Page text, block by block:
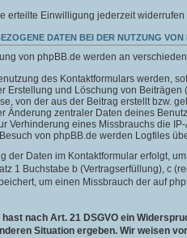
erteilte Einwilligung jederzeit
DATEN BEI DER NUTZUNG VON
von phpBB.de werden an
des Kontaktformulars werden,
Erstellung und Löschung von
von der aus der Beitrag erstellt bzw.
Änderung zentraler Daten deines
Verhinderung eines Missbrauchs die
von phpBB.de werden Logfiles
der Daten im Kontaktformular erfolgt,
1 Buchstabe b (Vertragserfüllung), c
um einen Missbrauch der auf
hast nach Art. 21 DSGVO ein
Situation ergeben. Wir weisen